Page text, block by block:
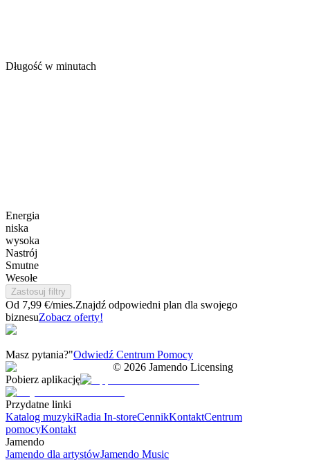
Długość w minutach
Energia
niska
wysoka
Nastrój
Smutne
Wesołe
Zastosuj filtry
Od 7,99 €/mies.Znajdź odpowiedni plan dla swojego
biznesuZobacz oferty!
Masz pytania?"Odwiedź Centrum Pomocy
© 2026 Jamendo Licensing
Pobierz aplikację
Przydatne linki
Katalog muzykiRadia In-storeCennikKontaktCentrum
pomocyKontakt
Jamendo
Jamendo dla artystówJamendo Music